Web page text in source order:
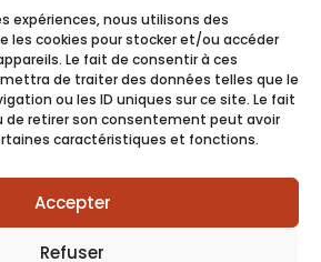
expériences, nous utilisons des
les cookies pour stocker et/ou accéder
Le fait de consentir à ces
de traiter des données telles que le
ou les ID uniques sur ce site. Le fait
de retirer son consentement peut avoir
caractéristiques et fonctions.
Accepter
Refuser
Mentions Légales- Conception
OC COM’UNIQUE